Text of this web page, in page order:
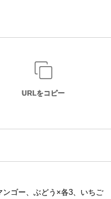
URLをコピー
ゴー、ぶどう×各3、いちご